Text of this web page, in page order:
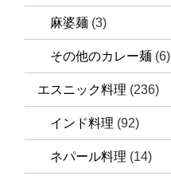
麻婆麺 (3)
その他のカレー麺 (6)
エスニック料理 (236)
インド料理 (92)
ネパール料理 (14)